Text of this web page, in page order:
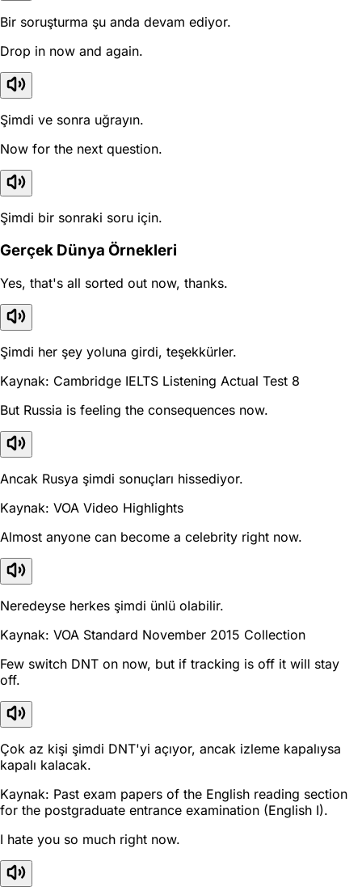
Bir soruşturma şu anda devam ediyor.
Drop in now and again.
Şimdi ve sonra uğrayın.
Now for the next question.
Şimdi bir sonraki soru için.
Gerçek Dünya Örnekleri
Yes, that's all sorted out now, thanks.
Şimdi her şey yoluna girdi, teşekkürler.
Kaynak: Cambridge IELTS Listening Actual Test 8
But Russia is feeling the consequences now.
Ancak Rusya şimdi sonuçları hissediyor.
Kaynak: VOA Video Highlights
Almost anyone can become a celebrity right now.
Neredeyse herkes şimdi ünlü olabilir.
Kaynak: VOA Standard November 2015 Collection
Few switch DNT on now, but if tracking is off it will stay
off.
Çok az kişi şimdi DNT'yi açıyor, ancak izleme kapalıysa
kapalı kalacak.
Kaynak: Past exam papers of the English reading section
for the postgraduate entrance examination (English I).
I hate you so much right now.